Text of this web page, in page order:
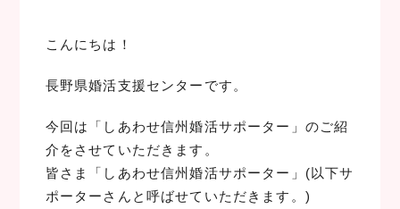
b
o
t
r
こんにちは！
長野県婚活支援センターです。
今回は「しあわせ信州婚活サポーター」のご紹
介をさせていただきます。
皆さま「しあわせ信州婚活サポーター」(以下サ
ポーターさんと呼ばせていただきます。)